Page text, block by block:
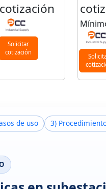
cotización
Solicitar
cotización
de uso 3)